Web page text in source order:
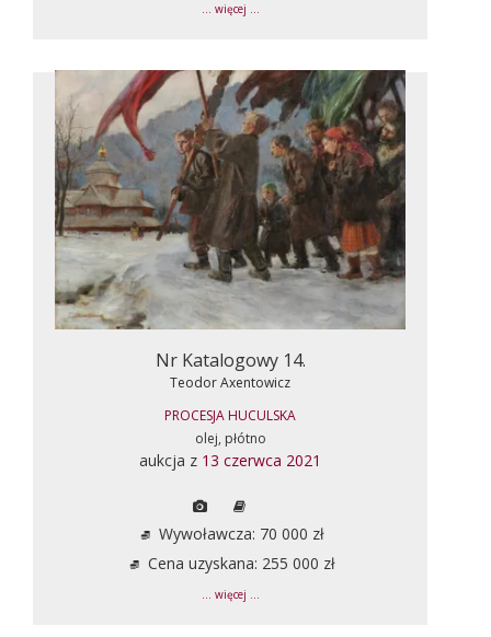
... więcej ...
Nr Katalogowy 14.
Teodor Axentowicz
PROCESJA HUCULSKA
olej, płótno
aukcja z 13 czerwca 2021
Wywoławcza: 70 000 zł
Cena uzyskana: 255 000 zł
... więcej ...